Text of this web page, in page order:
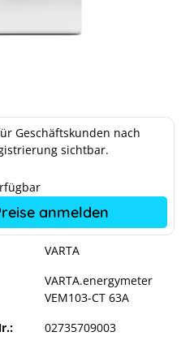
VARTA
VARTA.energymeter
VEM103-CT 63A
02735709003
Geschäftskunden nach
sichtbar.
anmelden